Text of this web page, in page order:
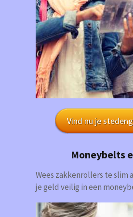
Vind nu je
Moneybelts
Wees zakkenrollers te slim
je geld veilig in een